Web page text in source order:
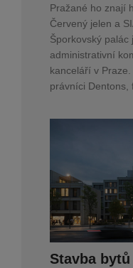
Pražané ho znají
Červený jelen a
Šporkovský palác
administrativní
kanceláří v
právníci Dentons,
Stavba